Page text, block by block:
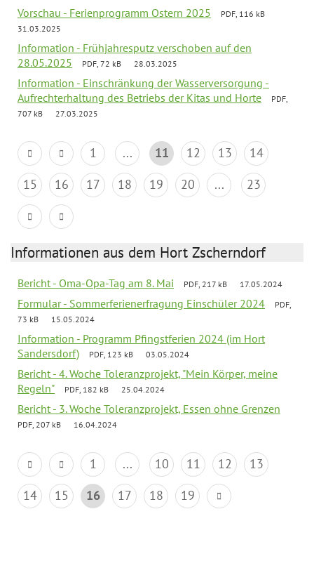
Vorschau - Ferienprogramm Ostern 2025
PDF, 116 kB
31.03.2025
Information - Frühjahresputz verschoben auf den
28.05.2025
PDF, 72 kB 28.03.2025
Information - Einschränkung der Wasserversorgung -
Aufrechterhaltung des Betriebs der Kitas und Horte
PDF,
707 kB
27.03.2025
1 ... 11 12 13
14
15
16 17 18 19 20 ... 23
Informationen aus dem Hort Zscherndorf
Bericht - Oma-Opa-Tag am 8. Mai PDF, 217 kB 17.05.2024
Formular - Sommerferienerfragung Einschüler 2024
PDF,
73 kB
15.05.2024
Information - Programm Pfingstferien 2024 (im Hort
Sandersdorf)
PDF, 123 kB 03.05.2024
Bericht - 4. Woche Toleranzprojekt, "Mein Körper, meine
Regeln"
PDF, 182 kB 25.04.2024
Bericht - 3. Woche Toleranzprojekt, Essen ohne Grenzen
PDF, 207 kB 16.04.2024
1 ... 10 11 12
13
14
15 16 17 18 19